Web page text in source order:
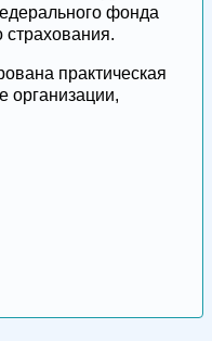
фонда
страхования.
практическая
организации,